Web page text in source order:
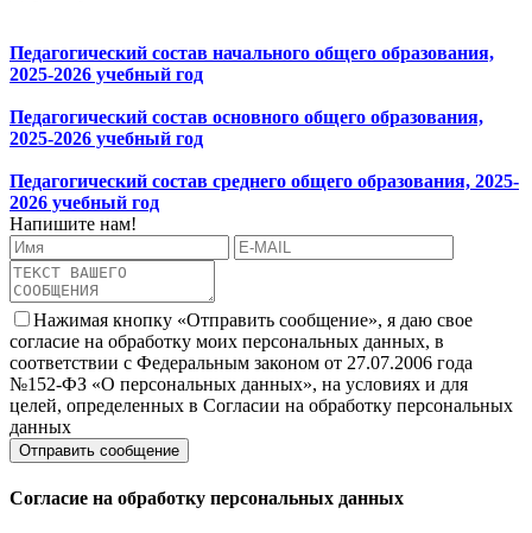
Педагогический состав начального общего образования,
2025-2026 учебный год
Педагогический состав основного общего образования,
2025-2026 учебный год
Педагогический состав среднего общего образования, 2025-
2026 учебный год
Напишите нам!
Нажимая кнопку «Отправить сообщение», я даю свое
согласие на обработку моих персональных данных, в
соответствии с Федеральным законом от 27.07.2006 года
№152-ФЗ «О персональных данных», на условиях и для
целей, определенных в Согласии на обработку персональных
данных
Согласие на обработку персональных данных